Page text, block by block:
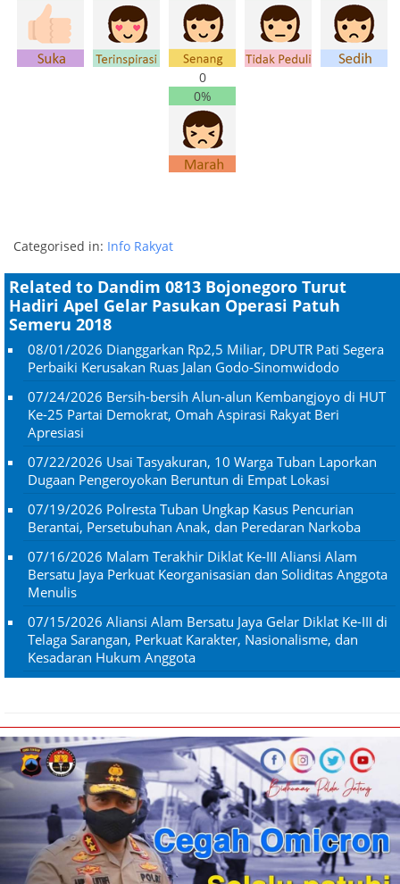
0
0%
Categorised in: Info Rakyat
Related to Dandim 0813 Bojonegoro Turut
Hadiri Apel Gelar Pasukan Operasi Patuh
Semeru 2018
08/01/2026 Dianggarkan Rp2,5 Miliar, DPUTR Pati Segera
Perbaiki Kerusakan Ruas Jalan Godo-Sinomwidodo
07/24/2026 Bersih-bersih Alun-alun Kembangjoyo di HUT
Ke-25 Partai Demokrat, Omah Aspirasi Rakyat Beri
Apresiasi
07/22/2026 Usai Tasyakuran, 10 Warga Tuban Laporkan
Dugaan Pengeroyokan Beruntun di Empat Lokasi
07/19/2026 Polresta Tuban Ungkap Kasus Pencurian
Berantai, Persetubuhan Anak, dan Peredaran Narkoba
07/16/2026 Malam Terakhir Diklat Ke-III Aliansi Alam
Bersatu Jaya Perkuat Keorganisasian dan Soliditas Anggota
Menulis
07/15/2026 Aliansi Alam Bersatu Jaya Gelar Diklat Ke-III di
Telaga Sarangan, Perkuat Karakter, Nasionalisme, dan
Kesadaran Hukum Anggota